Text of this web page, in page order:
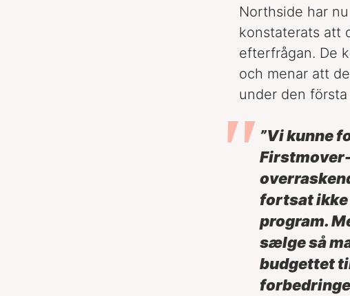
Northside har
konstaterats att
efterfrågan. De
och menar att
under den första
”Vi kunne
fortsat
program.
sælge så
budgettet